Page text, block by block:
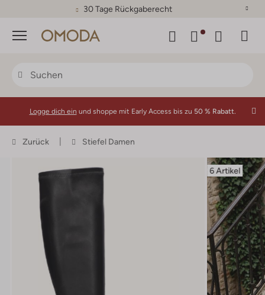
30 Tage Rückgaberecht
Menü
Logge dich ein und shoppe mit Early Access bis zu 50 % Rabatt.
Zurück Stiefel Damen
6 Artikel